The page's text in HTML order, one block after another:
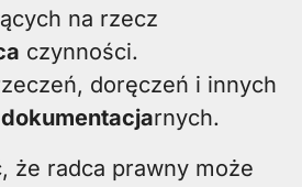
na rzecz
czynności.
doręczeń i innych
dokumentacjarnych.
że radca prawny może